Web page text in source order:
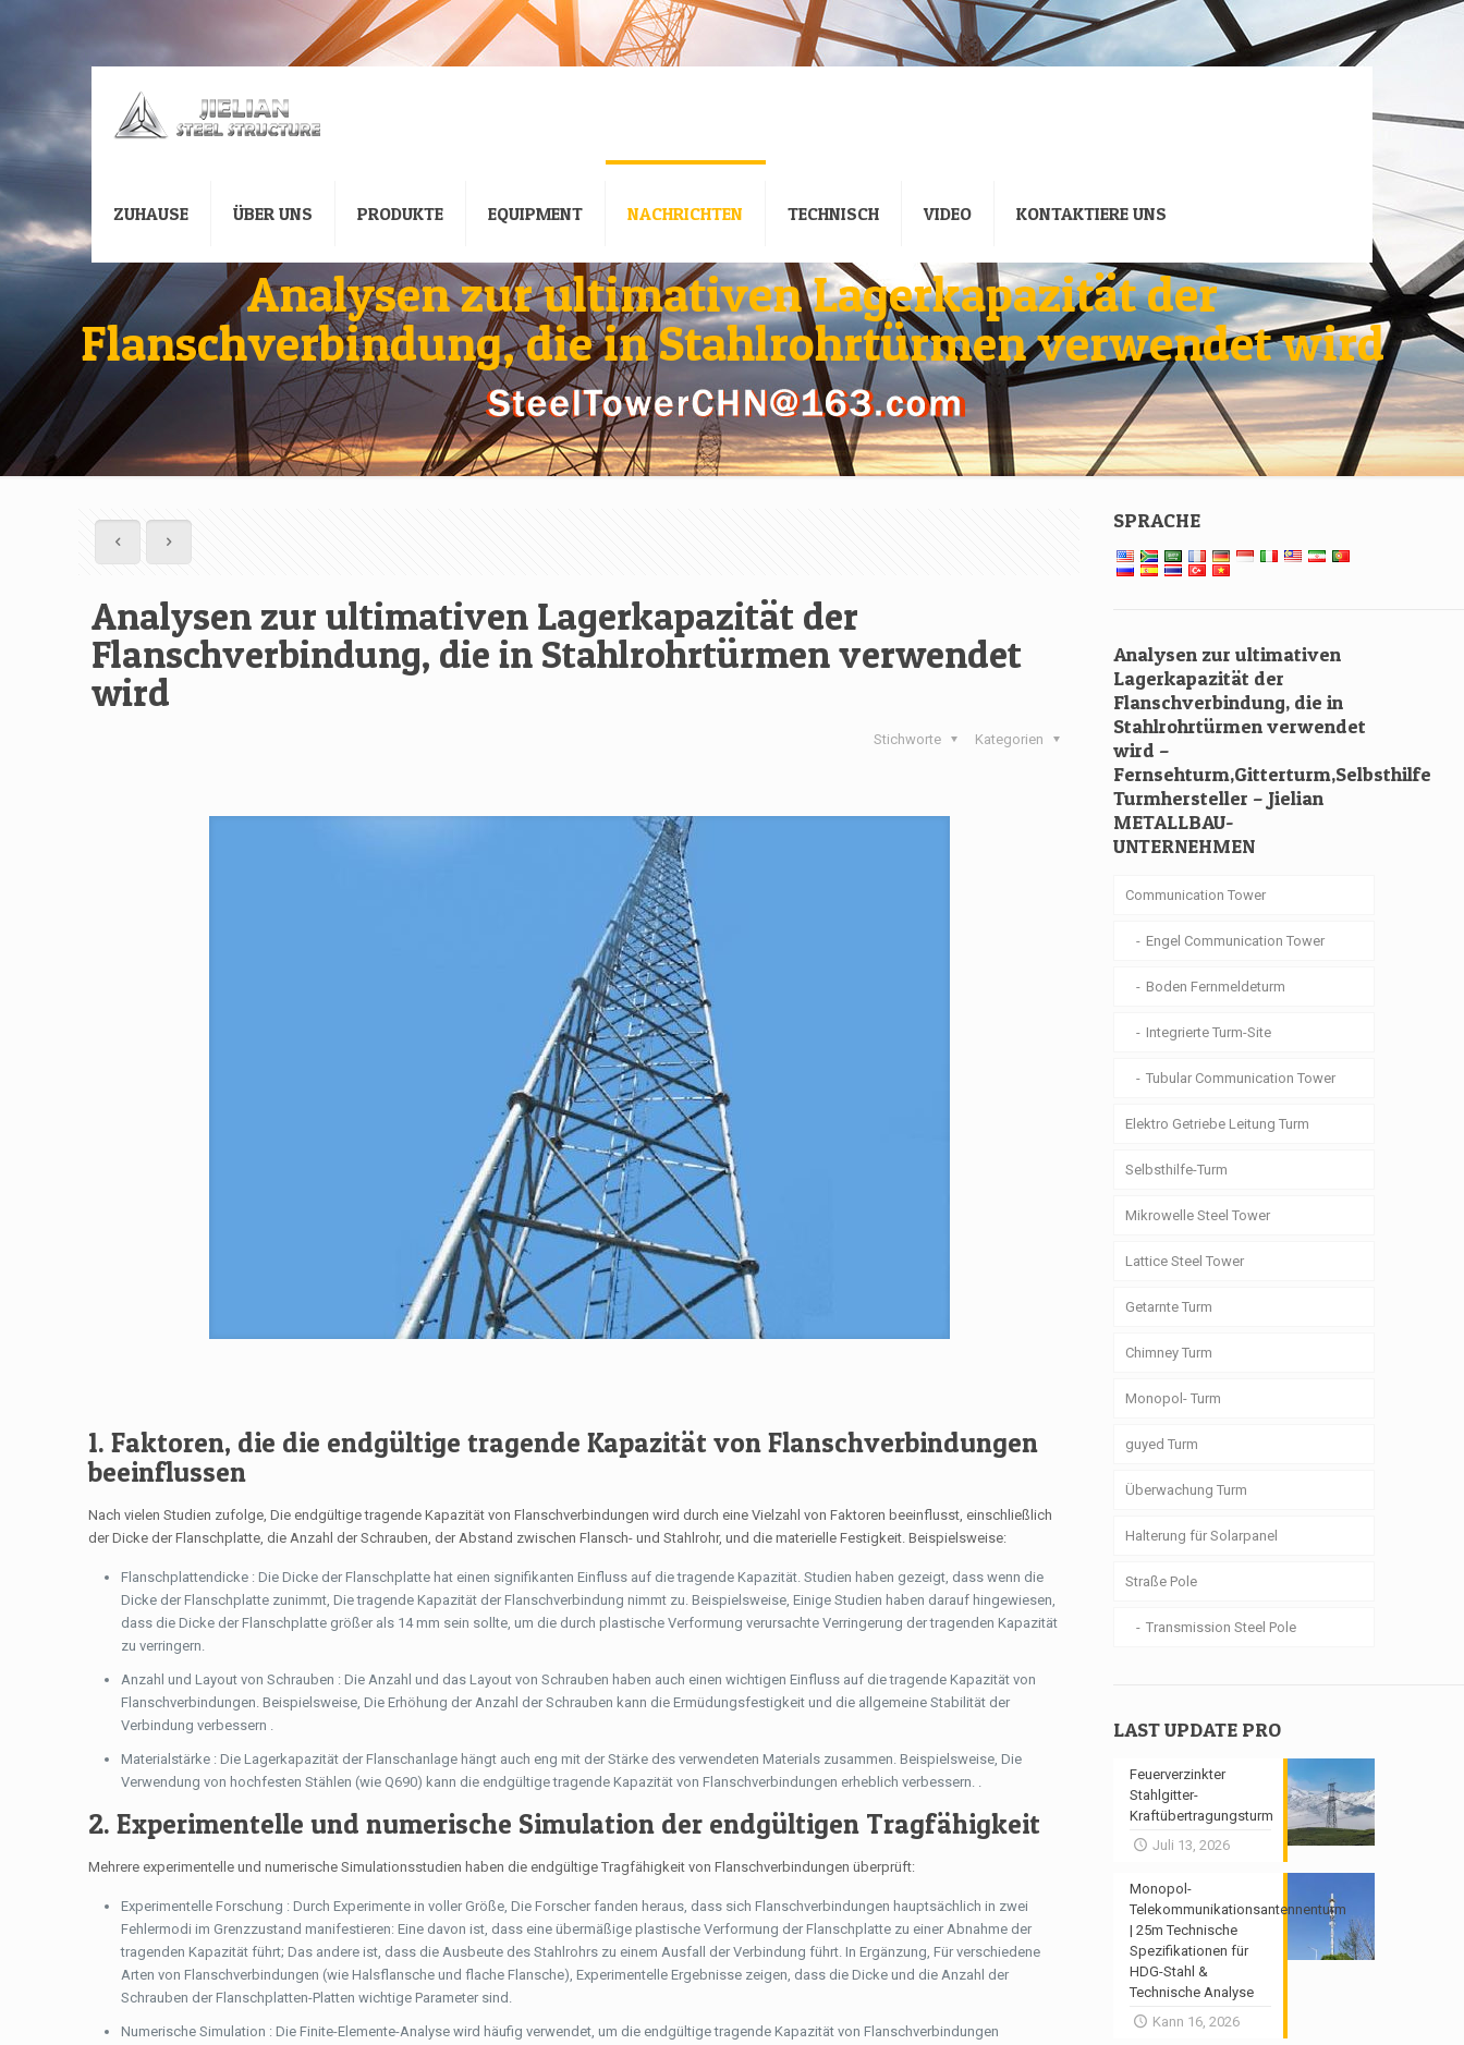
ZUHAUSE ÜBER UNS PRODUKTE EQUIPMENT NACHRICHTEN TECHNISCH VIDEO KONTAKTIERE UNS
Analysen zur ultimativen Lagerkapazität der
Flanschverbindung, die in Stahlrohrtürmen verwendet wird
Analysen zur ultimativen Lagerkapazität der
Flanschverbindung, die in Stahlrohrtürmen verwendet
wird
Kategorien
Stichworte
1. Faktoren, die die endgültige tragende Kapazität von Flanschverbindungen
beeinflussen
Nach vielen Studien zufolge, Die endgültige tragende Kapazität von Flanschverbindungen wird durch eine Vielzahl von Faktoren beeinflusst, einschließlich
der Dicke der Flanschplatte, die Anzahl der Schrauben, der Abstand zwischen Flansch- und Stahlrohr, und die materielle Festigkeit. Beispielsweise:
Flanschplattendicke : Die Dicke der Flanschplatte hat einen signifikanten Einfluss auf die tragende Kapazität. Studien haben gezeigt, dass wenn die
Dicke der Flanschplatte zunimmt, Die tragende Kapazität der Flanschverbindung nimmt zu. Beispielsweise, Einige Studien haben darauf hingewiesen,
dass die Dicke der Flanschplatte größer als 14 mm sein sollte, um die durch plastische Verformung verursachte Verringerung der tragenden Kapazität
zu verringern.
Anzahl und Layout von Schrauben : Die Anzahl und das Layout von Schrauben haben auch einen wichtigen Einfluss auf die tragende Kapazität von
Flanschverbindungen. Beispielsweise, Die Erhöhung der Anzahl der Schrauben kann die Ermüdungsfestigkeit und die allgemeine Stabilität der
Verbindung verbessern .
Materialstärke : Die Lagerkapazität der Flanschanlage hängt auch eng mit der Stärke des verwendeten Materials zusammen. Beispielsweise, Die
Verwendung von hochfesten Stählen (wie Q690) kann die endgültige tragende Kapazität von Flanschverbindungen erheblich verbessern. .
2. Experimentelle und numerische Simulation der endgültigen Tragfähigkeit
Mehrere experimentelle und numerische Simulationsstudien haben die endgültige Tragfähigkeit von Flanschverbindungen überprüft:
Experimentelle Forschung : Durch Experimente in voller Größe, Die Forscher fanden heraus, dass sich Flanschverbindungen hauptsächlich in zwei
Fehlermodi im Grenzzustand manifestieren: Eine davon ist, dass eine übermäßige plastische Verformung der Flanschplatte zu einer Abnahme der
tragenden Kapazität führt; Das andere ist, dass die Ausbeute des Stahlrohrs zu einem Ausfall der Verbindung führt. In Ergänzung, Für verschiedene
Arten von Flanschverbindungen (wie Halsflansche und flache Flansche), Experimentelle Ergebnisse zeigen, dass die Dicke und die Anzahl der
Schrauben der Flanschplatten-Platten wichtige Parameter sind.
Numerische Simulation : Die Finite-Elemente-Analyse wird häufig verwendet, um die endgültige tragende Kapazität von Flanschverbindungen
SPRACHE
Analysen zur ultimativen
Lagerkapazität der
Flanschverbindung, die in
Stahlrohrtürmen verwendet
wird –
Fernsehturm,Gitterturm,Selbsthilfe
Turmhersteller – Jielian
METALLBAU-
UNTERNEHMEN
Communication Tower
Engel Communication Tower
Boden Fernmeldeturm
Integrierte Turm-Site
Tubular Communication Tower
Elektro Getriebe Leitung Turm
Selbsthilfe-Turm
Mikrowelle Steel Tower
Lattice Steel Tower
Getarnte Turm
Chimney Turm
Monopol- Turm
guyed Turm
Überwachung Turm
Halterung für Solarpanel
Straße Pole
Transmission Steel Pole
LAST UPDATE PRO
Feuerverzinkter
Stahlgitter-
Kraftübertragungsturm
Juli 13, 2026
Monopol-
Telekommunikationsantennenturm
| 25m Technische
Spezifikationen für
HDG-Stahl &
Technische Analyse
Kann 16, 2026